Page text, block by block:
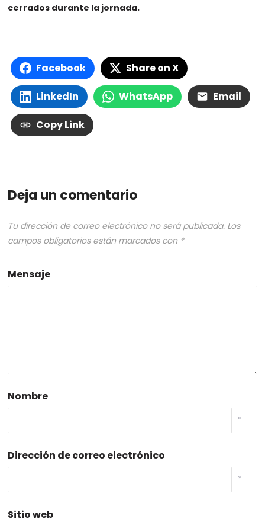
cerrados durante la jornada.
Facebook Share on X
LinkedIn WhatsApp Email
Copy Link
Deja un comentario
Tu dirección de correo electrónico no será publicada. Los
campos obligatorios están marcados con *
Mensaje
Nombre
*
Dirección de correo electrónico
*
Sitio web